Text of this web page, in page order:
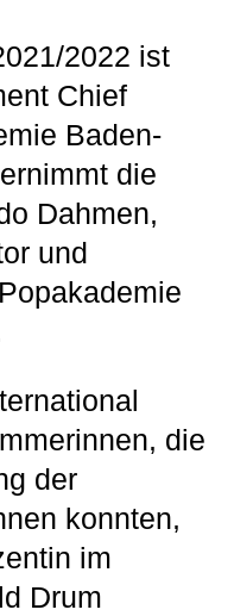
2022 ist
Chief
Baden-
die
Dahmen,
und
die
der
konnten,
im
Drum